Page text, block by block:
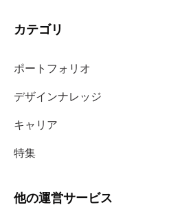
カテゴリ
ポートフォリオ
デザインナレッジ
キャリア
特集
他の運営サービス